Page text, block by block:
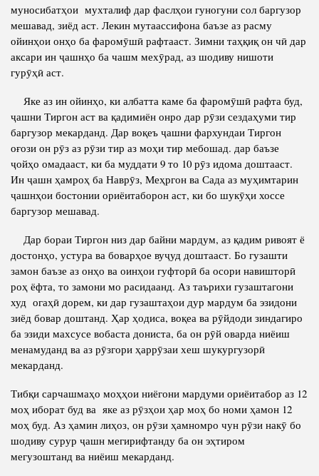
Биография
Пресс-центр
ПРЕЗИДЕНТ РЕСПУБЛИКИ ТАДЖИКИСТАН
Руководители и сотрудники
История руководителей
муносибатҳои мухталиф дар фаслҳои гуногуни сол баргузор
мешавад, зиёд аст. Лекин мутаассифона баъзе аз расму
ойинҳои онҳо ба фаромӯшӣ рафтааст. Зимни таҳқиқ он чӣ дар
аксари ин ҷашнҳо ба чашм мехӯрад, аз шодиву нишоти
гурӯҳӣ аст.
Яке аз ин ойинҳо, ки албатта каме ба фаромӯшӣ рафта буд,
ҷашни Тиргон аст ва қадимиён онро дар рӯзи сездаҳуми тир
баргузор мекарданд. Дар воқеъ ҷашни фархундаи Тиргон
оғози он рӯз аз рӯзи тир аз моҳи тир мебошад. дар баъзе
ҷойҳо омадааст, ки ба муддати 9 то 10 рӯз идома доштааст.
Ин ҷашн ҳамроҳ ба Наврӯз, Меҳргон ва Сада аз муҳимтарин
ҷашнҳои бостонии ориёитаборон аст, ки бо шукӯҳи хоссе
баргузор мешавад.
Дар бораи Тиргон низ дар байни мардум, аз қадим ривоят ё
достонҳо, устура ва боварҳое вуҷуд доштааст. Бо гузашти
замон баъзе аз онҳо ва оинҳои гуфторӣ ба осори навишторӣ
роҳ ёфта, то замони мо расидаанд. Аз таърихи гузаштагони
худ огаҳӣ дорем, ки дар гузаштаҳои дур мардум ба эзидони
зиёд бовар доштанд. Ҳар ҳодиса, воқеа ва рӯйдоди зиндагиро
ба эзиди махсусе вобаста дониста, ба он рӯй оварда ниёиш
менамуданд ва аз рӯзгори ҳаррӯзаи хеш шукургузорӣ
мекарданд.
Тибқи сарчашмаҳо моҳҳои ниёгони мардуми ориёитабор аз 12
моҳ иборат буд ва яке аз рӯзҳои ҳар моҳ бо номи ҳамон 12
моҳ буд. Аз ҳамин лиҳоз, он рӯзи ҳамномро чун рӯзи накӯ бо
шодиву сурур ҷашн мегирифтанду ба он эҳтиром
мегузоштанд ва ниёиш мекарданд.